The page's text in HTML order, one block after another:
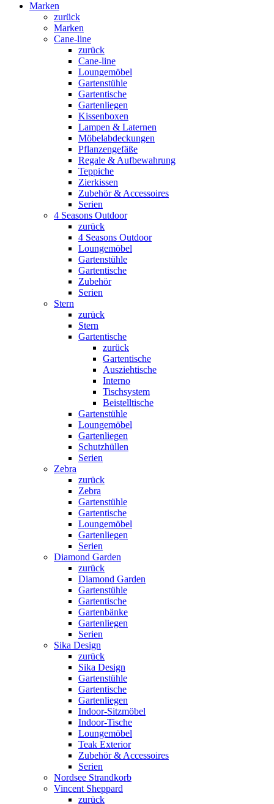
Marken
zurück
Marken
Cane-line
zurück
Cane-line
Loungemöbel
Gartenstühle
Gartentische
Gartenliegen
Kissenboxen
Lampen & Laternen
Möbelabdeckungen
Pflanzengefäße
Regale & Aufbewahrung
Teppiche
Zierkissen
Zubehör & Accessoires
Serien
4 Seasons Outdoor
zurück
4 Seasons Outdoor
Loungemöbel
Gartenstühle
Gartentische
Zubehör
Serien
Stern
zurück
Stern
Gartentische
zurück
Gartentische
Ausziehtische
Interno
Tischsystem
Beistelltische
Gartenstühle
Loungemöbel
Gartenliegen
Schutzhüllen
Serien
Zebra
zurück
Zebra
Gartenstühle
Gartentische
Loungemöbel
Gartenliegen
Serien
Diamond Garden
zurück
Diamond Garden
Gartenstühle
Gartentische
Gartenbänke
Gartenliegen
Serien
Sika Design
zurück
Sika Design
Gartenstühle
Gartentische
Gartenliegen
Indoor-Sitzmöbel
Indoor-Tische
Loungemöbel
Teak Exterior
Zubehör & Accessoires
Serien
Nordsee Strandkorb
Vincent Sheppard
zurück